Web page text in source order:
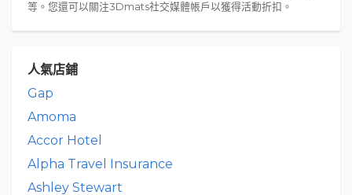
等。您還可以關注3Dmats社交媒體帳戶以獲得活動折扣。
人氣店鋪
Gap
Amoma
Accor Hotel
Alpha Travel Insurance
Ashley Stewart